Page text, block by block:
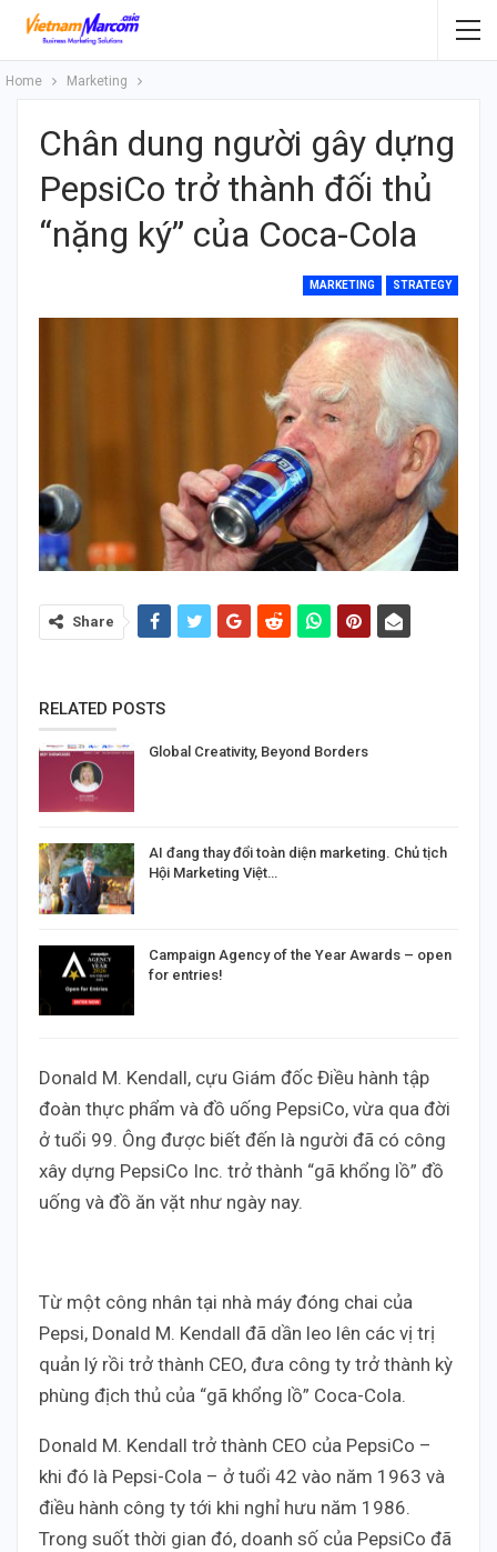
Home Marketing
Chân dung người gây dựng
PepsiCo trở thành đối thủ
“nặng ký” của Coca-Cola
MARKETING STRATEGY
Share
RELATED POSTS
Global Creativity, Beyond Borders
AI đang thay đổi toàn diện marketing. Chủ tịch
Hội Marketing Việt…
Campaign Agency of the Year Awards – open
for entries!
Donald M. Kendall, cựu Giám đốc Điều hành tập
đoàn thực phẩm và đồ uống PepsiCo, vừa qua đời
ở tuổi 99. Ông được biết đến là người đã có công
xây dựng PepsiCo Inc. trở thành “gã khổng lồ” đồ
uống và đồ ăn vặt như ngày nay.
Từ một công nhân tại nhà máy đóng chai của
Pepsi, Donald M. Kendall đã dần leo lên các vị trị
quản lý rồi trở thành CEO, đưa công ty trở thành kỳ
phùng địch thủ của “gã khổng lồ” Coca-Cola.
Donald M. Kendall trở thành CEO của PepsiCo –
khi đó là Pepsi-Cola – ở tuổi 42 vào năm 1963 và
điều hành công ty tới khi nghỉ hưu năm 1986.
Trong suốt thời gian đó, doanh số của PepsiCo đã